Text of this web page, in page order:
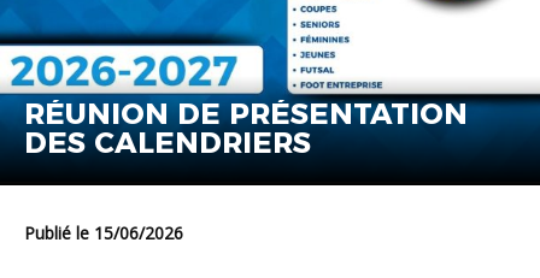
RÉUNION DE PRÉSENTATION
DES CALENDRIERS
Publié le 15/06/2026